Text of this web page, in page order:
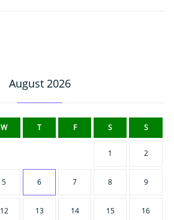
August 2026
W T F S S
1 2
5 6 7 8 9
12 13 14 15 16